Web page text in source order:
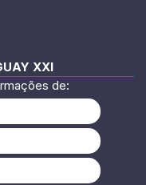
XXI
de: